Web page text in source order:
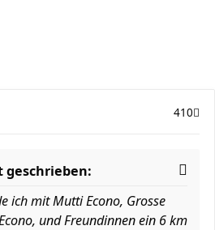
410
geschrieben:
ich mit Mutti Econo, Grosse
und Freundinnen ein 6 km